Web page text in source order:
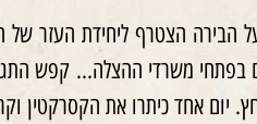
בפתחי משרדי ההצלה… קפש
יום אחד כיתרו את הקסרקטין